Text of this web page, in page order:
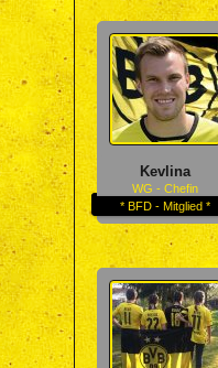
Kevlina
WG - Chefin
* BFD - Mitglied *